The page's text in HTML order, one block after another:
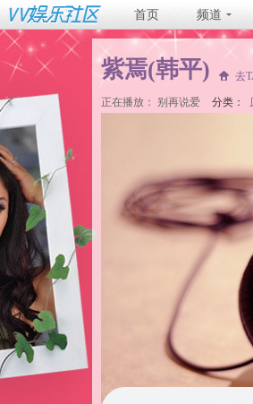
首页 频道
紫焉(韩平) 去
正在播放： 别再说爱 分类：